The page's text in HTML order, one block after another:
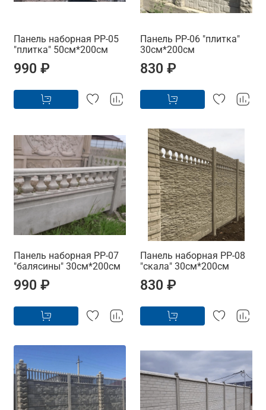
Панель наборная PP-05
"плитка" 50см*200см
990 ₽
Панель PP-06 "плитка"
30см*200см
830 ₽
Панель наборная PP-07
"балясины" 30см*200см
990 ₽
Панель наборная PP-08
"скала" 30см*200см
830 ₽